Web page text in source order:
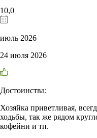
10,0
июль 2026
24 июля 2026
Достоинства:
Хозяйка приветливая,
ходьбы, так же рядом
кофейни и тп.